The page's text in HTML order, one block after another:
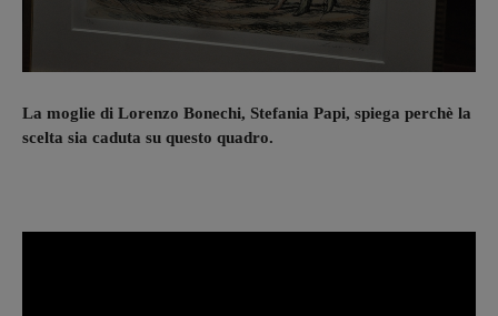
La moglie di Lorenzo Bonechi, Stefania Papi, spiega perchè la
scelta sia caduta su questo quadro.